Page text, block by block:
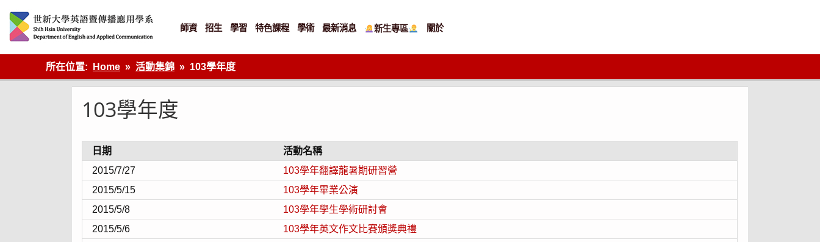
content
英語傳播
師資 招生 學習 特色課程 學術 最新消息 新生專區 關於
所在位置: Home 活動集錦 103學年度
103學年度
日期
活動名稱
2015/7/27
103學年翻譯龍暑期研習營
2015/5/15
103學年畢業公演
2015/5/8
103學年學生學術研討會
2015/5/6
103學年英文作文比賽頒獎典禮